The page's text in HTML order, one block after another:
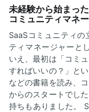
未経験から始まっ
コミュニティマネ
SaaSコミュニティ
ティマネージャーと
いえ、最初は「コミ
すればいいの？」と
などの書籍を読み、
からのスタートでし
持ちもありました。